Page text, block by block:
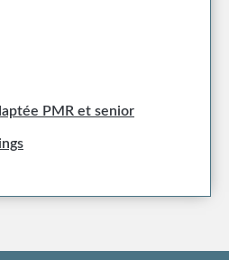
PMR et senior